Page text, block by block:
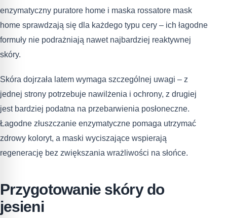
enzymatyczny puratore home i maska rossatore mask
home sprawdzają się dla każdego typu cery – ich łagodne
formuły nie podrażniają nawet najbardziej reaktywnej
skóry.
Skóra dojrzała latem wymaga szczególnej uwagi – z
jednej strony potrzebuje nawilżenia i ochrony, z drugiej
jest bardziej podatna na przebarwienia posłoneczne.
Łagodne złuszczanie enzymatyczne pomaga utrzymać
zdrowy koloryt, a maski wyciszające wspierają
regenerację bez zwiększania wrażliwości na słońce.
Przygotowanie skóry do
jesieni